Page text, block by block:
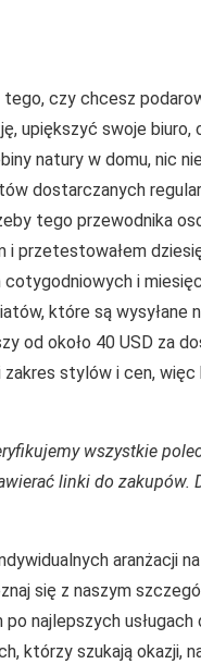
tego, czy chcesz
upiększyć swoje biuro,
natury w domu, nic
dostarczanych
tego przewodnika
i przetestowałem
cotygodniowych i
które są wysyłane
od około 40 USD za
stylów i cen, więc
wszystkie
linki do zakupów.
aranżacji
się z naszym
po najlepszych
którzy szukają okazji,